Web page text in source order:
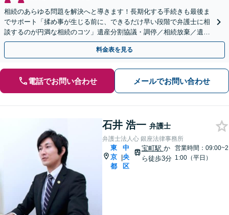
相続のあらゆる問題を解決へと導きます！長期化する手続きも最後ま
でサポート「揉め事が生じる前に、できるだけ早い段階で弁護士に相
談するのが円満な相続のコツ」遺産分割協議・調停／相続放棄／遺留
分／不動産相続ほか【休日・夜間面談可】
料金表を見る
電話でお問い合わせ メールでお問い合わせ
石井 浩一 弁護士
弁護士法人心 銀座法律事務所
東
京
都
|
中
央
区
宝町駅 か
ら徒歩3分
営業時間：09:00~2
1:00（平日）